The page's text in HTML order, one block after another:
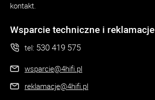
kontakt.
Wsparcie techniczne i reklamacje
tel: 530 419 575
wsparcie@4hifi.pl
reklamacje@4hifi.pl